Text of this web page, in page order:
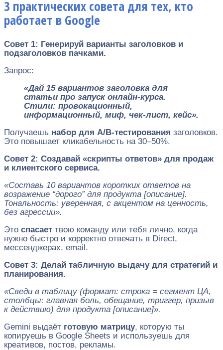
3 практических совета для тех, кто
работает в Google
Совет 1: Генерируй варианты заголовков и
подзаголовков пачками.
Запрос:
«Дай 15 вариантов заголовка для
статьи про запуск онлайн-курса.
Стили: провокационный,
информационный, миф, чек-лист, кейс».
Получаешь набор для A/B-тестирования заголовков.
Это повышает кликабельность на 30–50%.
Совет 2: Создавай «скрипты ответов» для продаж
и клиентского сервиса.
«Составь 10 вариантов коротких ответов на
возражение “дорого” для продукта [описание].
Тональность: уверенная, с акцентом на ценность,
без агрессии».
Это спасает твою команду или тебя лично, когда
нужно быстро и корректно отвечать в Direct,
мессенджерах, email.
Совет 3: Делай табличную выдачу для стратегий и
планирования.
«Сведи в таблицу (формат: строка = сегмент ЦА,
столбцы: главная боль, обещание, триггер, призыв
к действию) для продукта [описание]».
Gemini выдаёт готовую матрицу, которую ты
копируешь в Google Sheets и используешь для
креативов, постов, рекламы.